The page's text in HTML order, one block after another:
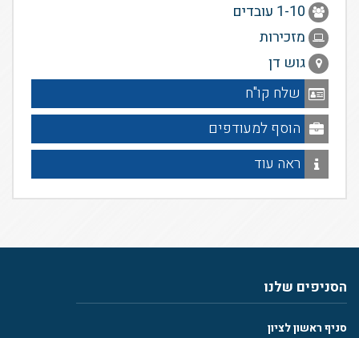
1-10 עובדים
מזכירות
גוש דן
שלח קו"ח
הוסף למעודפים
ראה עוד
הסניפים שלנו
סניף ראשון לציון